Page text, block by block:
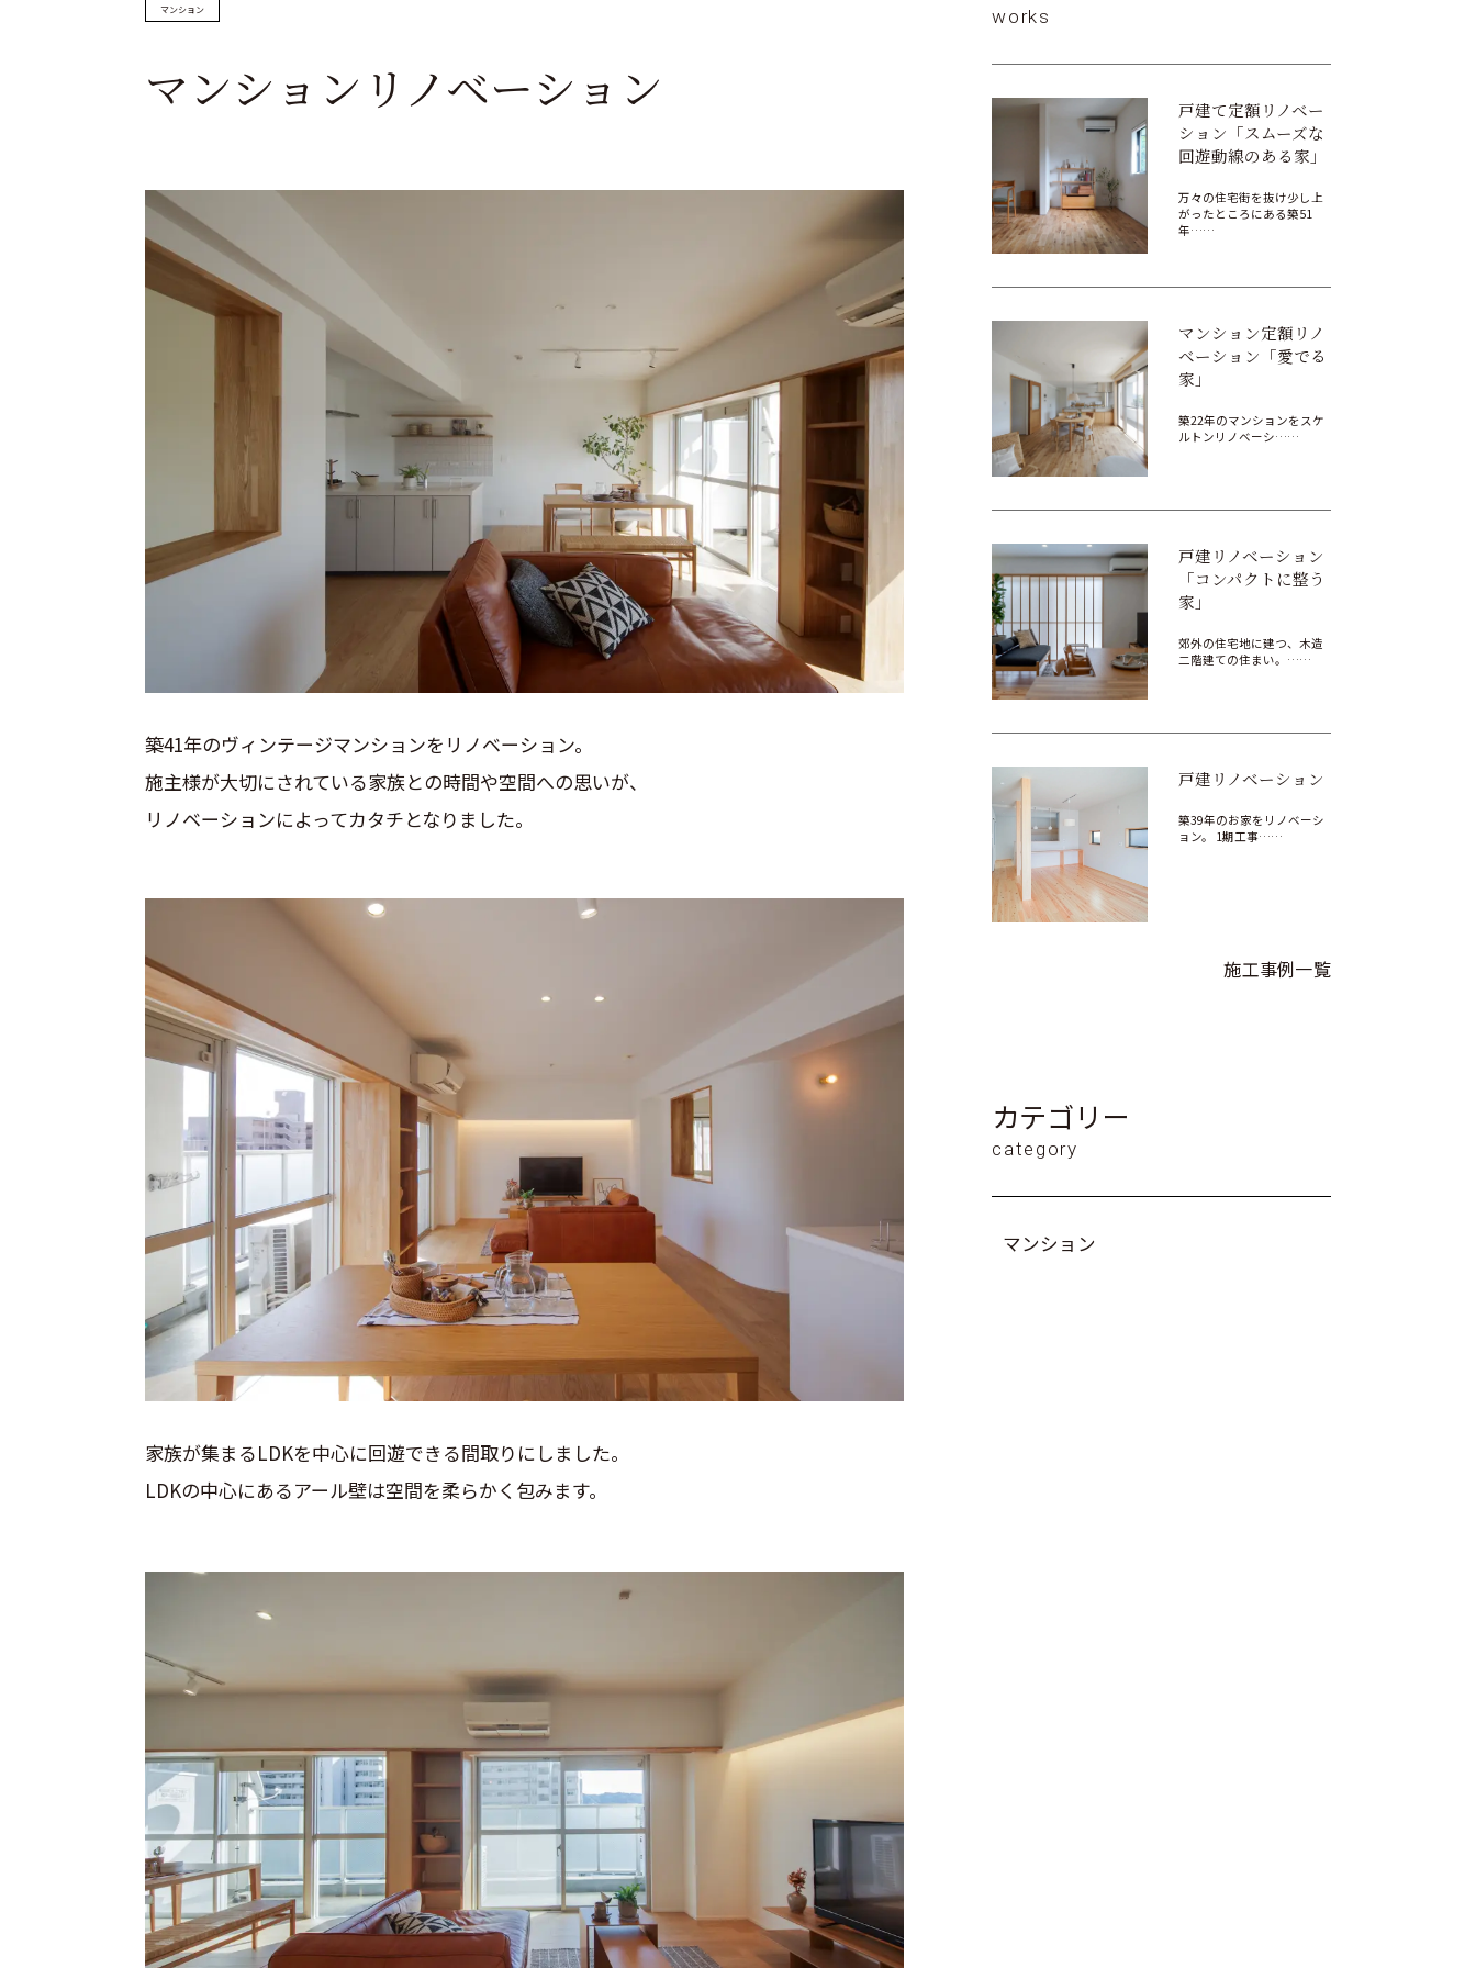
マンション
マンションリノベーション
築41年のヴィンテージマンションをリノベーション。
施主様が大切にされている家族との時間や空間への思いが、
リノベーションによってカタチとなりました。
家族が集まるLDKを中心に回遊できる間取りにしました。
LDKの中心にあるアール壁は空間を柔らかく包みます。
works
戸建て定額リノベー
ション「スムーズな
回遊動線のある家」
万々の住宅街を抜け少し上
がったところにある築51
年……
マンション定額リノ
ベーション「愛でる
家」
築22年のマンションをスケ
ルトンリノベーシ……
戸建リノベーション
「コンパクトに整う
家」
郊外の住宅地に建つ、木造
二階建ての住まい。……
戸建リノベーション
築39年のお家をリノベーシ
ョン。 1期工事……
施工事例一覧
カテゴリー
category
マンション